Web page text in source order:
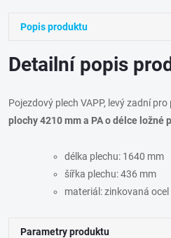
Popis produktu
Detailní popis
Pojezdový plech VAPP, levý zadní
plochy 4210 mm a PA o délce ložné
délka plechu: 1640 mm
šířka plechu: 436 mm
materiál: zinkovaná ocel
Parametry produktu